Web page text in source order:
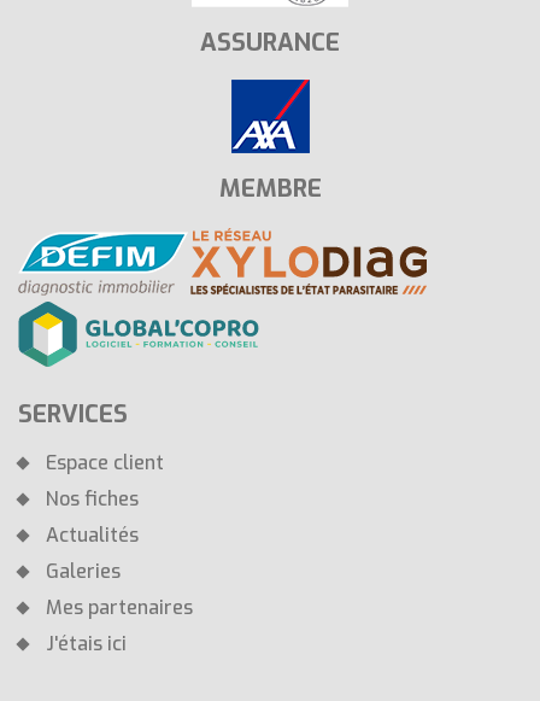
ASSURANCE
MEMBRE
SERVICES
Espace client
Nos fiches
Actualités
Galeries
Mes partenaires
J'étais ici